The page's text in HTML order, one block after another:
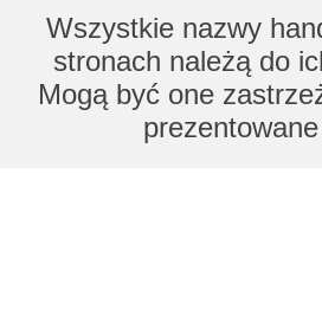
Wszystkie nazwy
stronach należą do
Mogą być one